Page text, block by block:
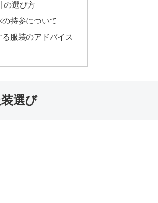
の選び方
持参について
服装のアドバイス
選び